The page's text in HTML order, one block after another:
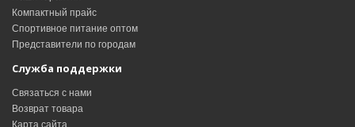
Компактный прайс
Спортивное питание оптом
Представители по городам
Служба поддержки
Связаться с нами
Возврат товара